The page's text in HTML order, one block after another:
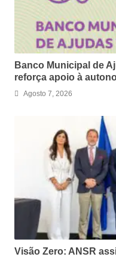
Banco Municipal de
reforça apoio à
Agosto 7, 2026
Visão Zero: ANSR